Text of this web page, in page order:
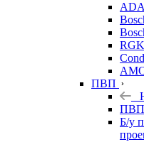
ADA
RGK
ПВП
ПВП
Б/у